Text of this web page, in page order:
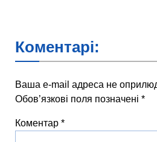
Коментарі:
Ваша e-mail адреса не
Обов’язкові поля позначені *
Коментар *